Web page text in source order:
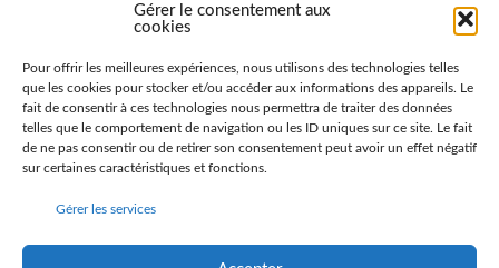
Gérer le consentement aux
cookies
Pour offrir les meilleures expériences, nous utilisons des technologies telles
que les cookies pour stocker et/ou accéder aux informations des appareils. Le
fait de consentir à ces technologies nous permettra de traiter des données
telles que le comportement de navigation ou les ID uniques sur ce site. Le fait
de ne pas consentir ou de retirer son consentement peut avoir un effet négatif
sur certaines caractéristiques et fonctions.
Gérer les services
J'accepte de recevoir des e-mails et confirme avoir
pris connaissance de la politique de confidentialité.
La commune de Hangenbieten collecte votre adresse mail
afin de vous envoyer notre lettre d’information. Vous
en savoir plus sur la gestion de vos données personnelles
et pour exercer vos droits, rendez-vous sur la page